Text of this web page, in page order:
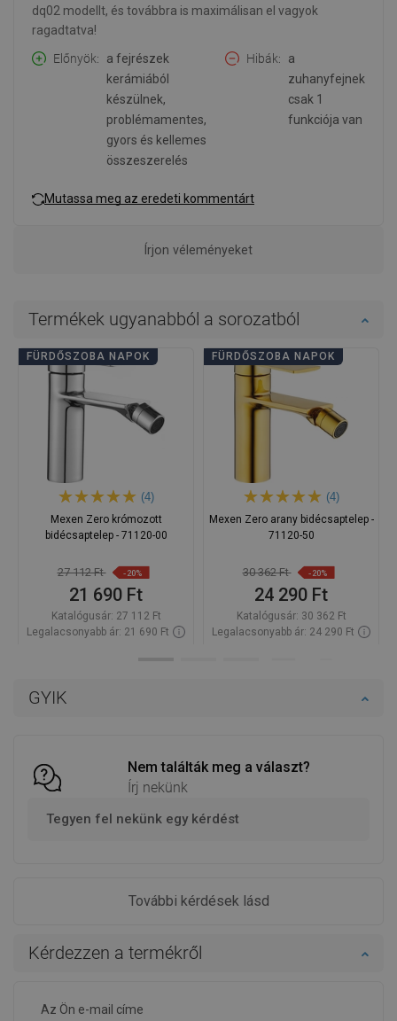
GYIK
Nem találták meg a választ?
Írj nekünk
Tegyen fel nekünk egy kérdést
További kérdések lásd
dq02 modellt, és továbbra is maximálisan el vagyok
ragadtatva!
Előnyök
a fejrészek
kerámiából
készülnek,
problémamentes,
gyors és kellemes
összeszerelés
Hibák
a
zuhanyfejnek
csak 1
funkciója van
Mutassa meg az eredeti kommentárt
Írjon véleményeket
Kérdezzen a termékről
Termékek ugyanabból a sorozatból
FÜRDŐSZOBA NAPOK
(4)
Mexen Zero krómozott
bidécsaptelep - 71120-00
27 112 Ft -20%
21 690 Ft
Katalógusár: 27 112 Ft
Legalacsonyabb ár: 21 690 Ft
FÜRDŐSZOBA NAPOK
(4)
Mexen Zero arany bidécsaptelep -
71120-50
30 362 Ft -20%
24 290 Ft
Katalógusár: 30 362 Ft
Legalacsonyabb ár: 24 290 Ft